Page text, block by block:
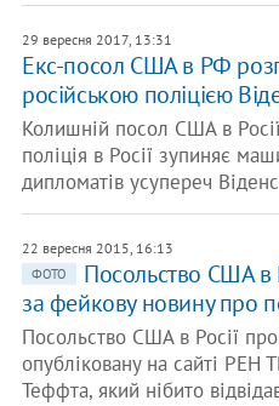
29 вересня 2017, 13:31
Екс-посол США в РФ
російською поліцією
Колишній посол США в
поліція в Росії зупиняє
дипломатів усупереч
22 вересня 2015, 16:13
ФОТО
Посольство США
за фейкову новину про
Посольство США в Росії
опубліковану на сайті РЕН
Теффта, який нібито